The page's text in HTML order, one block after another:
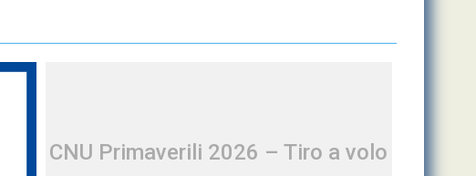
CNU Primaverili 2026 – Tiro a volo